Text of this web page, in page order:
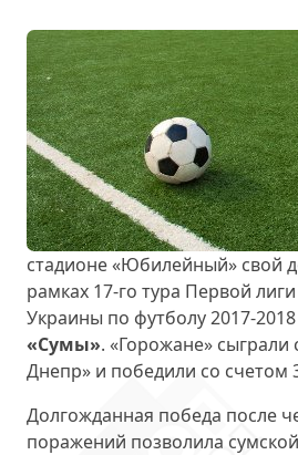
стадионе «Юбилейный» свой
рамках 17-го тура Первой
Украины по футболу 2017-2018
«Сумы». «Горожане» сыграли
Днепр» и победили со счетом
Долгожданная победа после
поражений позволила